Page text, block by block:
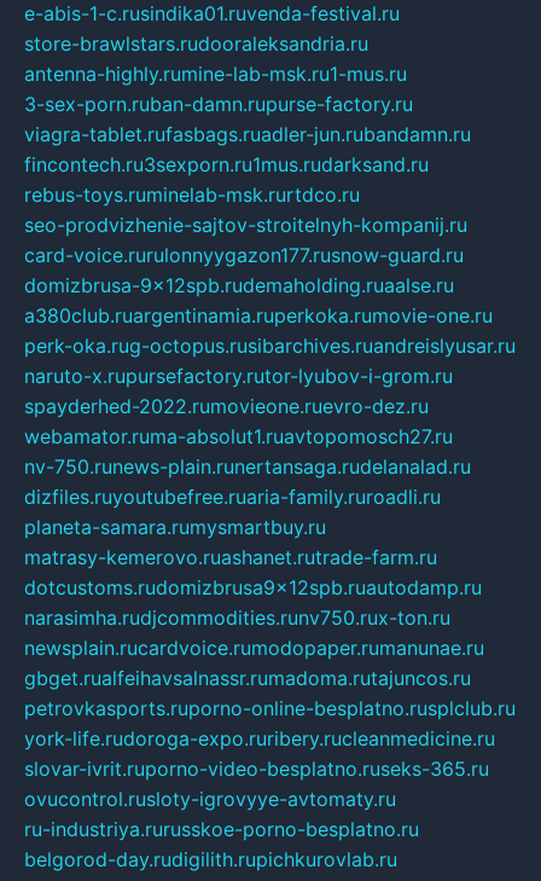
e-abis-1-c.rusindika01.ruvenda-festival.ru
store-brawlstars.rudooraleksandria.ru
antenna-highly.rumine-lab-msk.ru1-mus.ru
3-sex-porn.ruban-damn.rupurse-factory.ru
viagra-tablet.rufasbags.ruadler-jun.rubandamn.ru
fincontech.ru3sexporn.ru1mus.rudarksand.ru
rebus-toys.ruminelab-msk.rurtdco.ru
seo-prodvizhenie-sajtov-stroitelnyh-kompanij.ru
card-voice.rurulonnyygazon177.rusnow-guard.ru
domizbrusa-9x12spb.rudemaholding.ruaalse.ru
a380club.ruargentinamia.ruperkoka.rumovie-one.ru
perk-oka.rug-octopus.rusibarchives.ruandreislyusar.ru
naruto-x.rupursefactory.rutor-lyubov-i-grom.ru
spayderhed-2022.rumovieone.ruevro-dez.ru
webamator.ruma-absolut1.ruavtopomosch27.ru
nv-750.runews-plain.runertansaga.rudelanalad.ru
dizfiles.ruyoutubefree.ruaria-family.ruroadli.ru
planeta-samara.rumysmartbuy.ru
matrasy-kemerovo.ruashanet.rutrade-farm.ru
dotcustoms.rudomizbrusa9x12spb.ruautodamp.ru
narasimha.rudjcommodities.runv750.rux-ton.ru
newsplain.rucardvoice.rumodopaper.rumanunae.ru
gbget.rualfeihavsalnassr.rumadoma.rutajuncos.ru
petrovkasports.ruporno-online-besplatno.rusplclub.ru
york-life.rudoroga-expo.ruribery.rucleanmedicine.ru
slovar-ivrit.ruporno-video-besplatno.ruseks-365.ru
ovucontrol.rusloty-igrovyye-avtomaty.ru
ru-industriya.rurusskoe-porno-besplatno.ru
belgorod-day.rudigilith.rupichkurovlab.ru